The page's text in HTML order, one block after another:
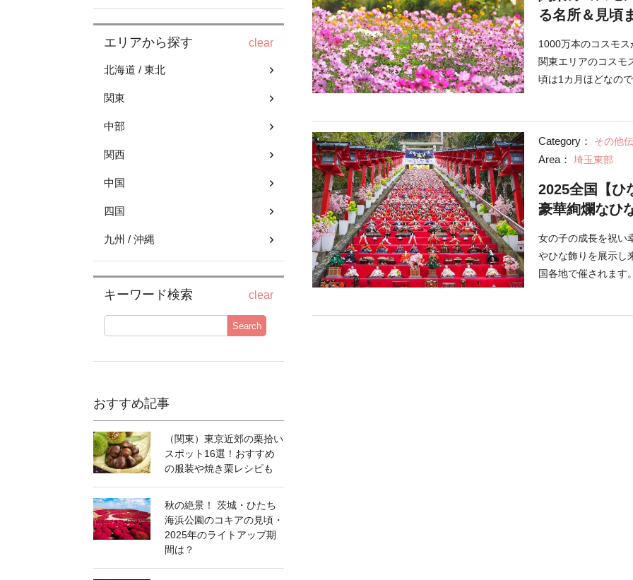
エリアから探す clear
北海道 / 東北
関東
中部
関西
中国
四国
九州 / 沖縄
キーワード検索 clear
Search
おすすめ記事
（関東）東京近郊の栗拾い
スポット16選！おすすめ
の服装や焼き栗レシピも
秋の絶景！ 茨城・ひたち
海浜公園のコキアの見頃・
2025年のライトアップ期
間は？
る名所＆見頃
1000万本のコスモス
関東エリアのコスモ
頃は1カ月ほどなの
Category： その他
Area： 埼玉東部
2025全国【ひ
豪華絢爛なひ
女の子の成長を祝い
やひな飾りを展示し
国各地で催されます